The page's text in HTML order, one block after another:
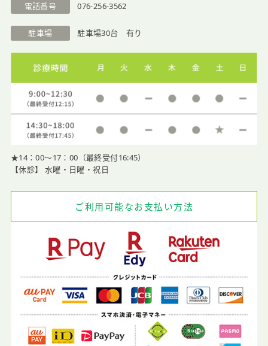
電話番号
076-256-3562
駐車場 駐車場30台 有り
★14：00〜17：00（最終受付16:45）
【休診】 水曜・日曜・祝日
ご利用可能なお支払い方法